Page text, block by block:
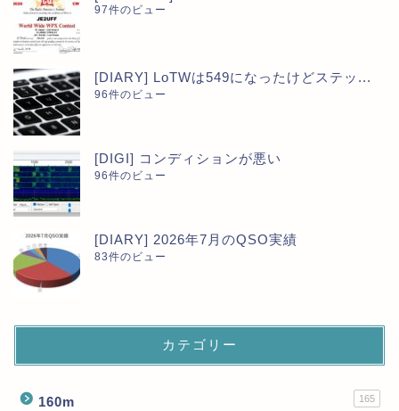
97件のビュー
[DIARY] LoTWは549になったけどステッ...
96件のビュー
[DIGI] コンディションが悪い
96件のビュー
[DIARY] 2026年7月のQSO実績
83件のビュー
カテゴリー
160m 165